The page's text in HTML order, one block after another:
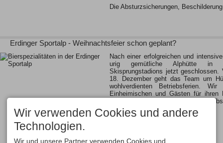
Die Absturzsicherungen,
Erdinger Sportalp - Weihnachtsfeier schon geplant?
Nach einer erfolgreichen und
urig gemütliche Alphütte in
Skisprungstadions jetzt
18. Dezember geht das Team um
wohlverdienten Betriebsferien.
Einheimischen und Gästen für ihren
Betriebsferien stehen wir ihnen
Dezember für Anfragen für…
Wir verwenden Cookies und andere
Technologien.
Wir und unsere Partner verwenden Cookies und